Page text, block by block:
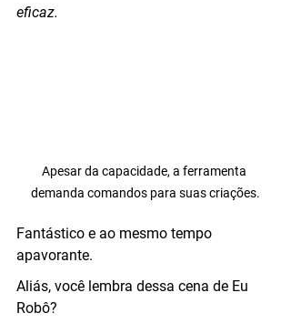
eficaz.
Apesar da capacidade, a ferramenta
demanda comandos para suas criações.
Fantástico e ao mesmo tempo
apavorante.
Aliás, você lembra dessa cena de Eu
Robô?